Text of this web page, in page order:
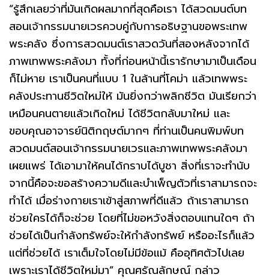
“รู้สึกเลยว่าที่มันเกิดผลมากที่สุดคือเรา ได้สวดมนต์บท
สอนเจ้ากรรมนายเวรควบคู่กับการอธิษฐานขอพระเทพ
พระคลัง ซึ่งการสวดมนต์เราสวดวันที่สองหลังจากได้
ภาพเทพพระคลังมา ทั้งที่ก่อนหน้านี้เรารักษามาเป็นเดือน
ก็ไม่หาย เราเป็นคนที่แบบ 1 ในล้านที่โคม่า แล้วเทพพระ
คลังประทานชีวิตใหม่ให้ มันยิ่งกว่าพลิกชีวิต มันเรียกว่า
เหมือนคนตายแล้วเกิดใหม่ ได้ชีวิตกลับมาใหม่ และ
ขอบคุณอาจารย์นิติกฤษต์มากๆ ที่ท่านเป็นคนพิมพ์บท
สวดมนต์สอนเจ้ากรรมนายเวรและภาพเทพพระคลังมา
เผยแพร่ ได้เอามาให้คนได้กราบได้บูชา สิ่งที่เราจะทำนับ
จากนี้คือจะขอสร้างความดีและบำเพ็ญตัวที่เราสามารถจะ
ทำได้ เมื่อร่างกายเราเข้าสู่สภาพที่ดีแล้ว ถ้าเราสามารถ
ช่วยใครได้ก็จะช่วย โดยที่ไม่ขอหวังสิ่งตอบแทนใดๆ ถ้า
ช่วยได้เป็นกำลังทรัพย์จะให้กำลังทรัพย์ หรืออะไรก็แล้ว
แต่ที่ช่วยได้ เราเต็มใจโดยไม่มีข้อแม้ คืออุทิศตัวไปเลย
เพราะเราได้ชีวิตใหม่มา” คุณศรัณลักษณ์ กล่าว